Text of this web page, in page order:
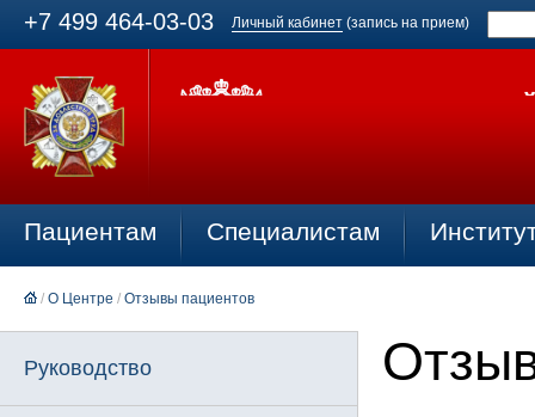
+7 499 464-03-03 Личный кабинет (запись на прием)
Пациентам Специалистам
/ О Центре / Отзывы пациентов
Руководство